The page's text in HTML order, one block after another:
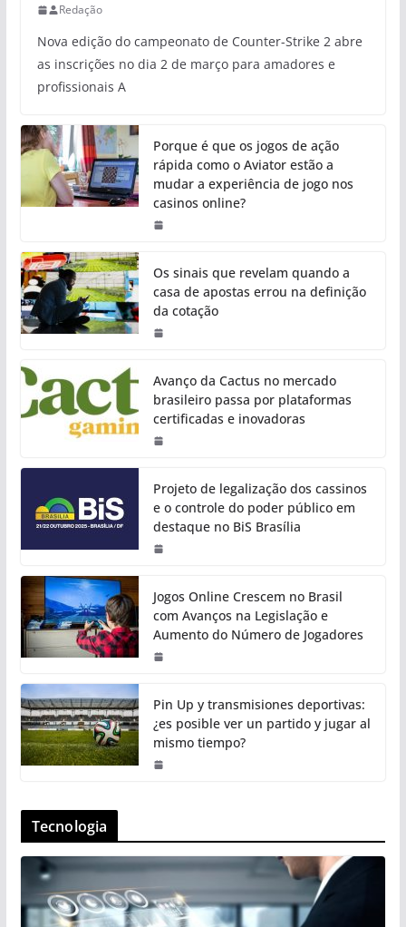
Redação
Nova edição do campeonato de Counter-Strike 2 abre
as inscrições no dia 2 de março para amadores e
profissionais A
Porque é que os jogos de ação
rápida como o Aviator estão a
mudar a experiência de jogo nos
casinos online?
Os sinais que revelam quando a
casa de apostas errou na definição
da cotação
Avanço da Cactus no mercado
brasileiro passa por plataformas
certificadas e inovadoras
Projeto de legalização dos cassinos
e o controle do poder público em
destaque no BiS Brasília
Jogos Online Crescem no Brasil
com Avanços na Legislação e
Aumento do Número de Jogadores
Pin Up y transmisiones deportivas:
¿es posible ver un partido y jugar al
mismo tiempo?
Tecnologia